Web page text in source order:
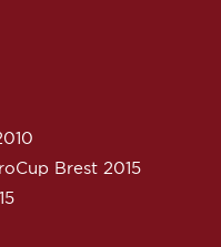
Brest 2015